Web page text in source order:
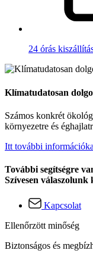
24 órás
Klímatudatosan
Számos konkrét
környezetre és
Itt további
További segítségre
Szívesen válaszolunk
Kapcsolat
Ellenőrzött minőség
Biztonságos és